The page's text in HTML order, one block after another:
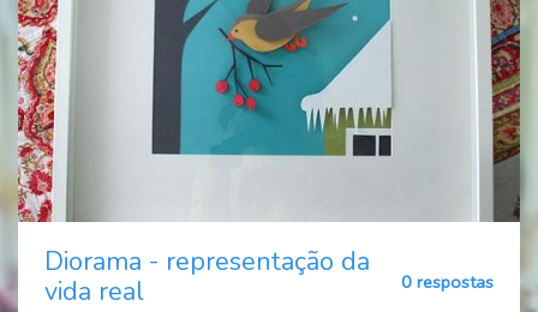
Diorama - representação da
vida real
0 respostas